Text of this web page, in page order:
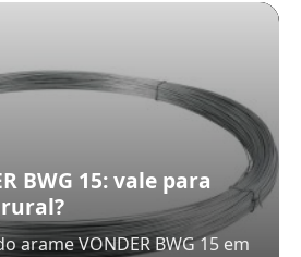
BWG 15: vale para
arame VONDER BWG 15 em